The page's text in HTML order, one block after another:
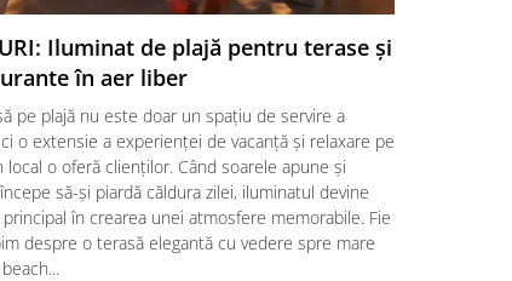
Iluminat de plajă pentru terase și
în aer liber
pe plajă nu este doar un spațiu de servire a
o extensie a experienței de vacanță și relaxare pe
local o oferă clienților. Când soarele apune și
să-și piardă căldura zilei, iluminatul devine
în crearea unei atmosfere memorabile. Fie
despre o terasă elegantă cu vedere spre mare